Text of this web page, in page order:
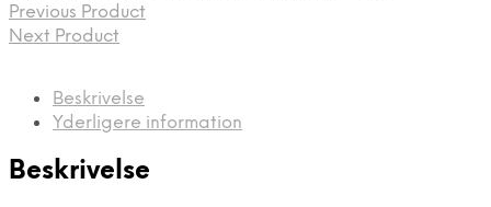
Previous Product
Next Product
Beskrivelse
Yderligere information
Beskrivelse